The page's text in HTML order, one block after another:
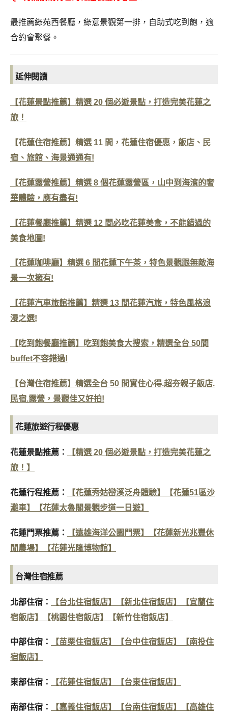
最推薦綠苑西餐廳，綠意景觀第一排，自助式吃到飽，適
合約會聚餐。
延伸閱讀
【花蓮景點推薦】精選 20 個必遊景點，打造完美花蓮之
旅！
【花蓮住宿推薦】精選 11 間，花蓮住宿優惠，飯店、民
宿、旅館、海景通通有!
【花蓮露營推薦】精選 8 個花蓮露營區，山中到海濱的奢
華體驗，應有盡有!
【花蓮餐廳推薦】精選 12 間必吃花蓮美食，不能錯過的
美食地圖!
【花蓮咖啡廳】精選 6 間花蓮下午茶，特色景觀跟無敵海
景一次擁有!
【花蓮汽車旅館推薦】精選 13 間花蓮汽旅，特色風格浪
漫之選!
【吃到飽餐廳推薦】吃到飽美食大搜索，精選全台 50間
buffet不容錯過!
【台灣住宿推薦】精選全台 50 間實住心得.超夯親子飯店.
民宿.露營，景觀佳又好拍!
花蓮旅遊行程優惠
花蓮景點推薦：
【精選 20 個必遊景點，打造完美花蓮之
旅！】
花蓮行程推薦： 【花蓮秀姑巒溪泛舟體驗】
【花蓮51區沙
灘車】
【花蓮太魯閣景觀步道一日遊】
花蓮門票推薦： 【遠雄海洋公園門票】
【花蓮新光兆豐休
閒農場】
【花蓮光隆博物館】
台灣住宿推薦
北部住宿： 【台北住宿飯店】 【新北住宿飯店】
【宜蘭住
宿飯店】
【桃園住宿飯店】 【新竹住宿飯店】
中部住宿： 【苗栗住宿飯店】 【台中住宿飯店】
【南投住
宿飯店】
東部住宿： 【花蓮住宿飯店】 【台東住宿飯店】
南部住宿： 【嘉義住宿飯店】 【台南住宿飯店】
【高雄住